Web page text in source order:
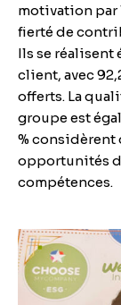
motivation par
fierté de
Ils se réalisent
client, avec
offerts. La
groupe est
% considèrent
opportunités
compétences.